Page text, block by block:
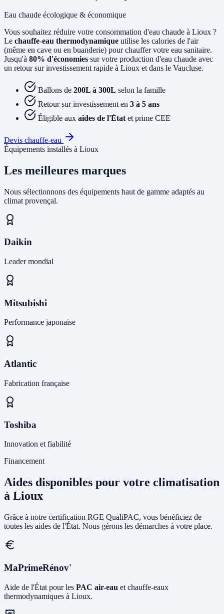
Eau chaude écologique & économique
Vous souhaitez réduire votre consommation d'eau chaude à Lioux ?
Le chauffe-eau thermodynamique utilise les calories de l'air
(même en cave ou en buanderie) pour chauffer votre eau sanitaire.
Jusqu'à 80% d'économies sur votre production d'eau chaude avec
un retour sur investissement rapide à Lioux et dans le Vaucluse.
Ballons de 200L à 300L selon la famille
Retour sur investissement en 3 à 5 ans
Éligible aux aides de l'État et prime CEE
Devis chauffe-eau
Équipements installés à Lioux
Les meilleures marques
Nous sélectionnons des équipements haut de gamme adaptés au
climat provençal.
Daikin
Leader mondial
Mitsubishi
Performance japonaise
Atlantic
Fabrication française
Toshiba
Innovation et fiabilité
Financement
Aides disponibles pour votre climatisation
à Lioux
Grâce à notre certification RGE QualiPAC, vous bénéficiez de
toutes les aides de l'État. Nous gérons les démarches à votre place.
MaPrimeRénov'
Aide de l'État pour les PAC air-eau et chauffe-eaux
thermodynamiques à Lioux.